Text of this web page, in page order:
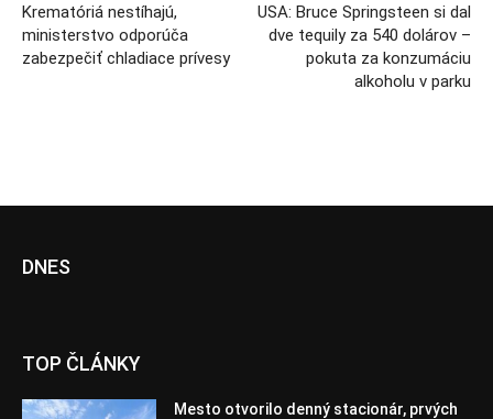
Krematóriá nestíhajú,
ministerstvo odporúča
zabezpečiť chladiace prívesy
USA: Bruce Springsteen si dal
dve tequily za 540 dolárov –
pokuta za konzumáciu
alkoholu v parku
DNES
TOP ČLÁNKY
Mesto otvorilo denný stacionár, prvých